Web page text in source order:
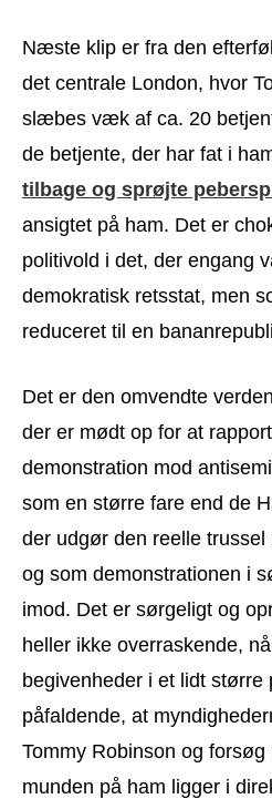
Næste klip er fra den
det centrale London, hvor
slæbes væk af ca. 20
de betjente, der har fat i
tilbage og sprøjte
ansigtet på ham. Det er
politivold i det, der engang
demokratisk retsstat, men
reduceret til en
Det er den omvendte
der er mødt op for at
demonstration mod
som en større fare end de
der udgør den reelle
og som demonstrationen i
imod. Det er sørgeligt og
heller ikke overraskende,
begivenheder i et lidt større
påfaldende, at
Tommy Robinson og
munden på ham ligger i